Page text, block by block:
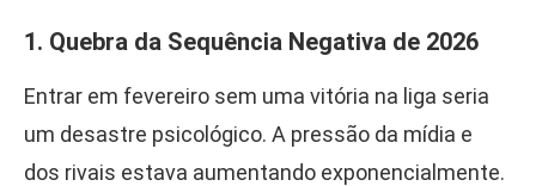
1. Quebra da Sequência Negativa de 2026
Entrar em fevereiro sem uma vitória na liga seria
um desastre psicológico. A pressão da mídia e
dos rivais estava aumentando exponencialmente.